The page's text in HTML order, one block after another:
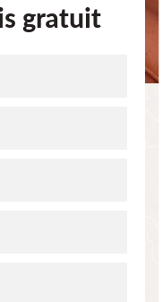
gratuit